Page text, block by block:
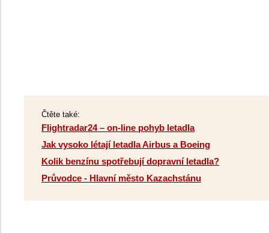
Čtěte také:
Flightradar24 – on-line pohyb letadla
Jak vysoko létají letadla Airbus a Boeing
Kolik benzínu spotřebují dopravní letadla?
Průvodce - Hlavní město Kazachstánu